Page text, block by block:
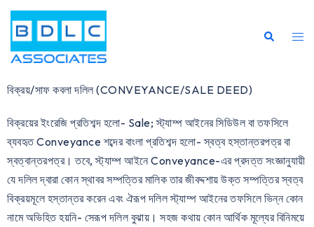
বিক্রয়/সাফ কবলা দলিল (CONVEYANCE/SALE DEED)
বিক্রয়ের ইংরেজি প্রতিশব্দ হলো- Sale; স্ট্যাম্প আইনের সিডিউল বা তফসিলে
ব্যবহৃত Conveyance শব্দের বাংলা প্রতিশব্দ হলো- স্বত্ব হস্তান্তরপত্র বা
স্বত্বান্তরপত্র। তবে, স্ট্যাম্প আইনে Conveyance-এর প্রদত্ত সংজ্ঞানুযায়ী
যে দলিল দ্বারা কোন স্থাবর সম্পত্তির মালিক তার জীবদ্দশায় উক্ত সম্পত্তির স্বত্ব
বিক্রয়মূলে হস্তান্তর করেন এবং ঐরূপ দলিল স্ট্যাম্প আইনের তফসিলে ভিন্ন কোন
নামে অভিহিত হয়নি- সেরূপ দলিল বুঝায়। সহজ কথায় কোন আর্থিক মূল্যের বিনিময়ে